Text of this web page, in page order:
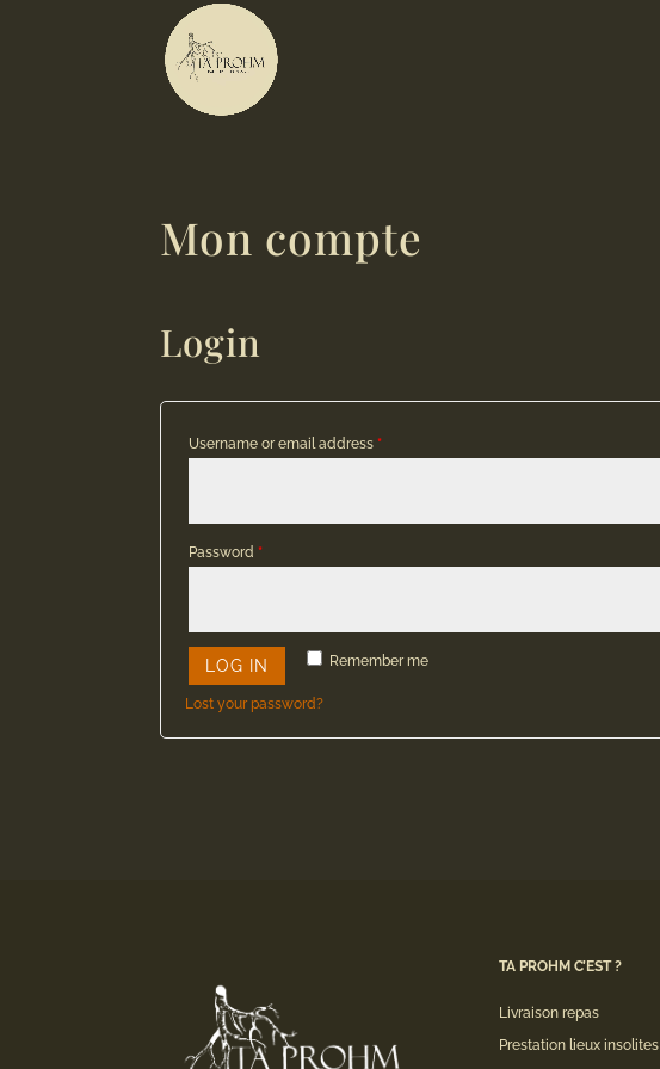
Mon compte
Login
Username or email address*
Password*
Remember me
LOG IN
Lost your password?
TA PROHM C’EST ?
Livraison repas
Prestation lieux insolites